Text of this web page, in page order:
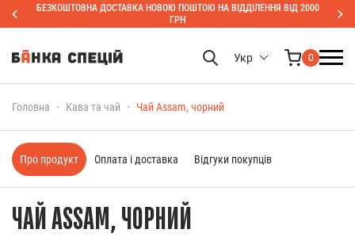
БЕЗКОШТОВНА ДОСТАВКА НОВОЮ ПОШТОЮ НА ВІДДІЛЕННЯ ВІД 2000
ГРН
Укр 0
Головна Кава та чай Чай Assam, чорний
ЧАЙ ASSAM, ЧОРНИЙ
Про продукт Оплата і доставка Відгуки покупців